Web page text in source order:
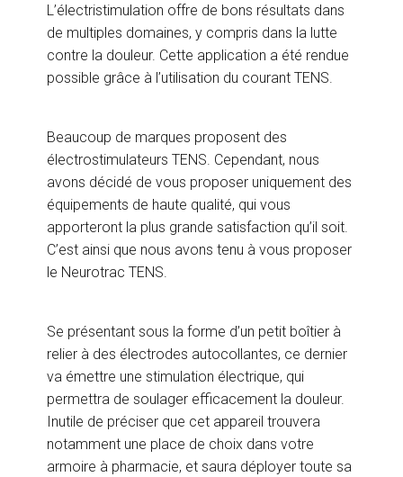
L’électristimulation offre de bons résultats dans
de multiples domaines, y compris dans la lutte
contre la douleur. Cette application a été rendue
possible grâce à l’utilisation du courant TENS.
Beaucoup de marques proposent des
électrostimulateurs TENS. Cependant, nous
avons décidé de vous proposer uniquement des
équipements de haute qualité, qui vous
apporteront la plus grande satisfaction qu’il soit.
C’est ainsi que nous avons tenu à vous proposer
le Neurotrac TENS.
Se présentant sous la forme d’un petit boîtier à
relier à des électrodes autocollantes, ce dernier
va émettre une stimulation électrique, qui
permettra de soulager efficacement la douleur.
Inutile de préciser que cet appareil trouvera
notamment une place de choix dans votre
armoire à pharmacie, et saura déployer toute sa